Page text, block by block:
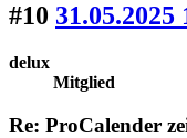
#10 31.05.2025
delux
Mitglied
Re: ProCalender